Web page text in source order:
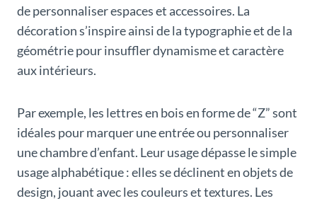
de personnaliser espaces et accessoires. La
décoration s’inspire ainsi de la typographie et de la
géométrie pour insuffler dynamisme et caractère
aux intérieurs.
Par exemple, les lettres en bois en forme de “Z” sont
idéales pour marquer une entrée ou personnaliser
une chambre d’enfant. Leur usage dépasse le simple
usage alphabétique : elles se déclinent en objets de
design, jouant avec les couleurs et textures. Les